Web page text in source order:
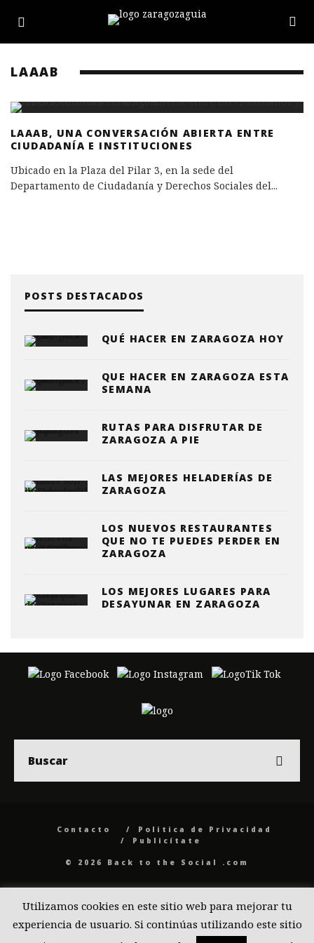
LAAAB
LAAAB, UNA CONVERSACIÓN ABIERTA ENTRE
CIUDADANÍA E INSTITUCIONES
Ubicado en la Plaza del Pilar 3, en la sede del
Departamento de Ciudadanía y Derechos Sociales del...
POSTS DESTACADOS
QUÉ HACER EN ZARAGOZA HOY
QUE HACER EN ZARAGOZA ESTA
SEMANA
RUTAS PARA DISFRUTAR DE
ZARAGOZA A PIE
LAS MEJORES HELADERÍAS DE
ZARAGOZA
LOS NUEVOS RESTAURANTES
QUE NO TE PUEDES PERDER EN
ZARAGOZA
LOS MEJORES LUGARES PARA
DESAYUNAR EN ZARAGOZA
Contacto
Politica de Privacidad
Publicítate
© 2026 Back to the Social .com
Utilizamos cookies en este sitio web para mejorar tu
experiencia de usuario. Si continúas utilizando este sitio